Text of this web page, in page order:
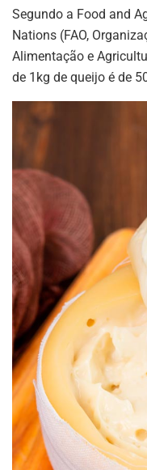
Segundo a Food and
Nations (FAO,
Alimentação e
de 1kg de queijo é de